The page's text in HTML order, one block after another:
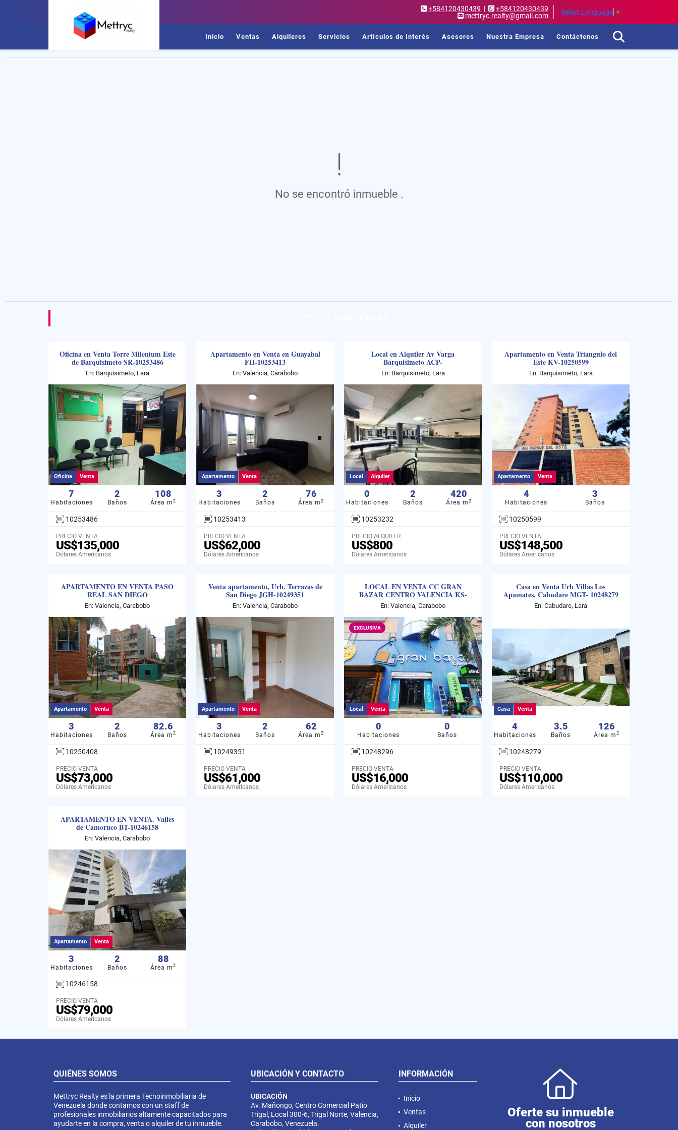
+584120430439 |
+584120430439
mettryc.realty@gmail.com
Select Language ▼
Inicio Ventas Alquileres Servicios Artículos de Interés Asesores Nuestra Empresa Contáctenos
No se encontró inmueble .
Oficina en Venta Torre Milenium Este
de Barquisimeto SR-10253486
En: Barquisimeto, Lara
Oficina Venta
7
Habitaciones
2
Baños
108
Área m 2
10253486
PRECIO VENTA
US$135,000
Dólares Americanos
Apartamento en Venta en Guayabal
FH-10253413
En: Valencia, Carabobo
Apartamento Venta
3
Habitaciones
2
Baños
76
Área m 2
10253413
PRECIO VENTA
US$62,000
Dólares Americanos
Local en Alquiler Av Varga
Barquisimeto ACP-
En: Barquisimeto, Lara
Local Alquiler
0
Habitaciones
2
Baños
420
Área m 2
10253232
PRECIO ALQUILER
US$800
Dólares Americanos
Apartamento en Venta Triangulo del
Este KV-10250599
En: Barquisimeto, Lara
Apartamento Venta
4
Habitaciones
3
Baños
10250599
PRECIO VENTA
US$148,500
Dólares Americanos
APARTAMENTO EN VENTA PASO
REAL SAN DIEGO
En: Valencia, Carabobo
Apartamento Venta
3
Habitaciones
2
Baños
82.6
Área m 2
10250408
PRECIO VENTA
US$73,000
Dólares Americanos
Venta apartamento, Urb. Terrazas de
San Diego JGH-10249351
En: Valencia, Carabobo
Apartamento Venta
3
Habitaciones
2
Baños
62
Área m 2
10249351
PRECIO VENTA
US$61,000
Dólares Americanos
LOCAL EN VENTA CC GRAN
BAZAR CENTRO VALENCIA KS-
10248296
En: Valencia, Carabobo
EXCLUSIVA
Local Venta
0
Habitaciones
0
Baños
10248296
PRECIO VENTA
US$16,000
Dólares Americanos
Casa en Venta Urb Villas Los
Apamates, Cabudare MGT- 10248279
En: Cabudare, Lara
Casa Venta
4
Habitaciones
3.5
Baños
126
Área m 2
10248279
PRECIO VENTA
US$110,000
Dólares Americanos
APARTAMENTO EN VENTA. Valles
de Camoruco BT-10246158
En: Valencia, Carabobo
Apartamento Venta
3
Habitaciones
2
Baños
88
Área m 2
10246158
PRECIO VENTA
US$79,000
Dólares Americanos
QUIÉNES SOMOS
Mettryc Realty es la primera Tecnoinmobiliaria de
Venezuela donde contamos con un staff de
profesionales inmobiliarios altamente capacitados para
ayudarte en la compra, venta o alquiler de tu inmueble.
UBICACIÓN Y CONTACTO
UBICACIÓN
Av. Mañongo, Centro Comercial Patio
Trigal, Local 300-6, Trigal Norte, Valencia,
Carabobo, Venezuela.
INFORMACIÓN
Inicio
Ventas
Alquiler
Oferte su inmueble
con nosotros